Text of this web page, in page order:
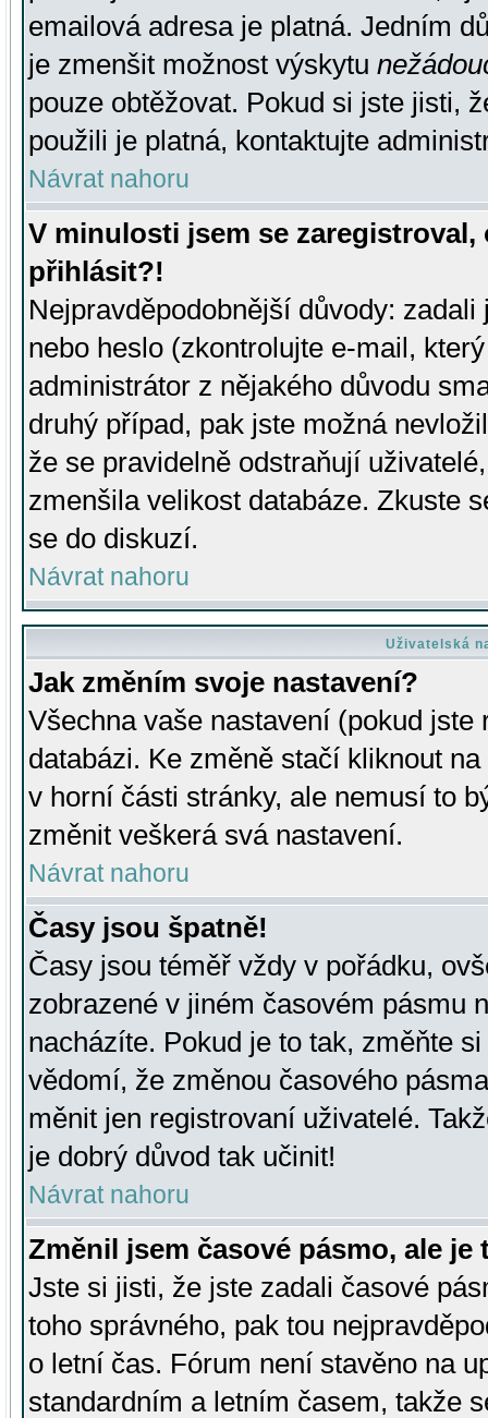
emailová adresa je platná. Jedním
je zmenšit možnost výskytu
pouze obtěžovat. Pokud si jste jisti,
použili je platná, kontaktujte
Návrat nahoru
V minulosti jsem se
přihlásit?!
Nejpravděpodobnější důvody:
nebo heslo (zkontrolujte e-mail,
administrátor z nějakého důvodu
druhý případ, pak jste možná
že se pravidelně odstraňují
zmenšila velikost databáze. Zkuste
se do diskuzí.
Návrat nahoru
Uživatelská
Jak změním svoje nastavení?
Všechna vaše nastavení (pokud
databázi. Ke změně stačí kliknout
v horní části stránky, ale nemusí to
změnit veškerá svá nastavení.
Návrat nahoru
Časy jsou špatně!
Časy jsou téměř vždy v pořádku,
zobrazené v jiném časovém pásmu
nacházíte. Pokud je to tak, změňte
vědomí, že změnou časového
měnit jen registrovaní uživatelé.
je dobrý důvod tak učinit!
Návrat nahoru
Změnil jsem časové pásmo, ale je
Jste si jisti, že jste zadali časové
toho správného, pak tou
o letní čas. Fórum není stavěno na
standardním a letním časem, takže